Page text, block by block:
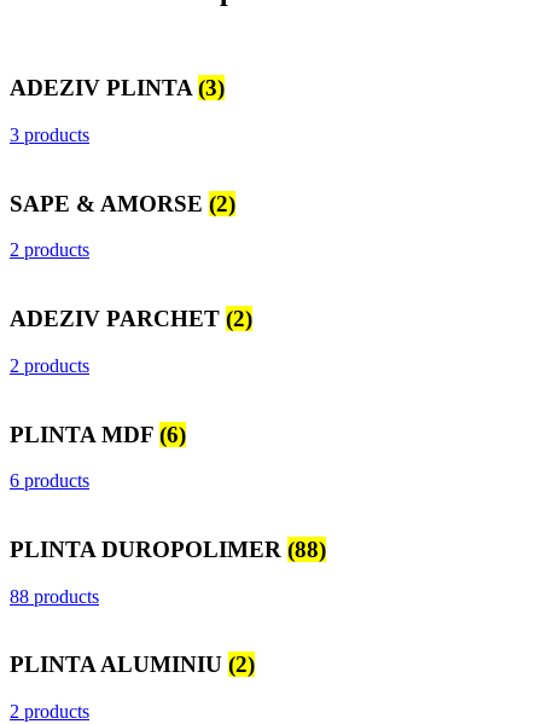
ADEZIV PLINTA(3)
3 products
SAPE & AMORSE (2)
2 products
ADEZIV PARCHET (2)
2 products
PLINTA MDF (6)
6 products
PLINTA DUROPOLIMER (88)
88 products
PLINTA ALUMINIU (2)
2 products